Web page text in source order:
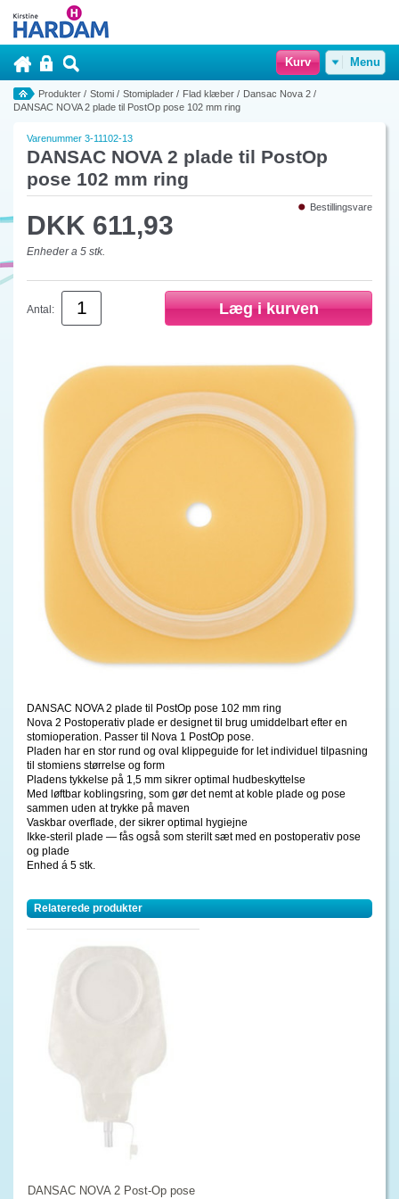
Kurv Menu
Produkter / Stomi / Stomiplader / Flad klæber / Dansac Nova 2 /
DANSAC NOVA 2 plade til PostOp pose 102 mm ring
Varenummer 3-11102-13
DANSAC NOVA 2 plade til PostOp
pose 102 mm ring
Bestillingsvare
DKK 611,93
Enheder a 5 stk.
Antal:
DANSAC NOVA 2 plade til PostOp pose 102 mm ring
Nova 2 Postoperativ plade er designet til brug umiddelbart efter en
stomioperation. Passer til Nova 1 PostOp pose.
Pladen har en stor rund og oval klippeguide for let individuel tilpasning
til stomiens størrelse og form
Pladens tykkelse på 1,5 mm sikrer optimal hudbeskyttelse
Med løftbar koblingsring, som gør det nemt at koble plade og pose
sammen uden at trykke på maven
Vaskbar overflade, der sikrer optimal hygiejne
Ikke-steril plade — fås også som sterilt sæt med en postoperativ pose
og plade
Enhed á 5 stk.
Relaterede produkter
DANSAC NOVA 2 Post-Op pose